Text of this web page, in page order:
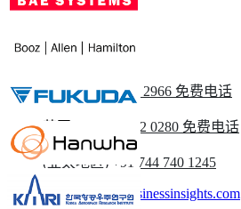
请与我们联系
美国+1 833 909 2966 免费电话
英国 +44 808 502 0280 免费电话
(亚太地区) +91 744 740 1245
sales@fortunebusinessinsights.com